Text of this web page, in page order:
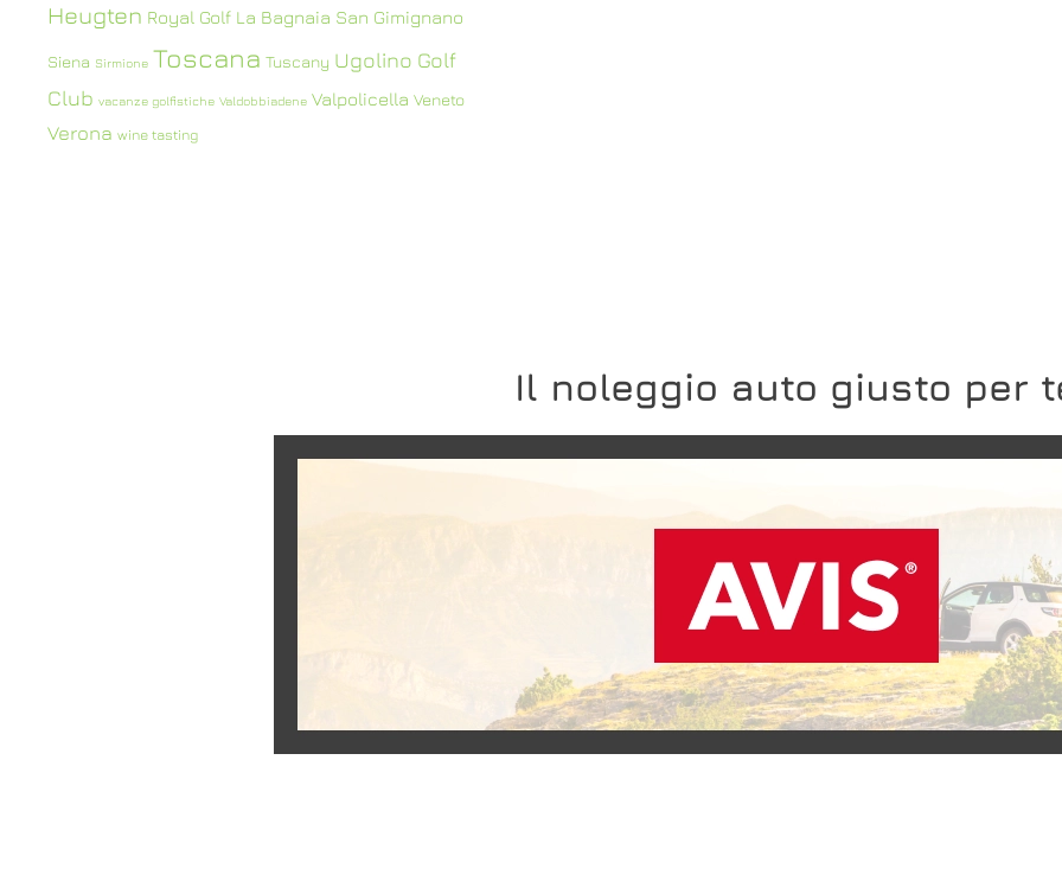
Heugten Royal Golf La Bagnaia San Gimignano
Siena Sirmione Toscana Tuscany Ugolino Golf
Club vacanze golfistiche Valdobbiadene Valpolicella Veneto
Verona wine tasting
Il noleggio auto giusto per
SCOPRI L'OFFERTA